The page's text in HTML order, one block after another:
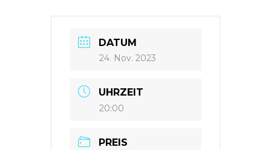
DATUM
24. Nov. 2023
UHRZEIT
20:00
PREIS